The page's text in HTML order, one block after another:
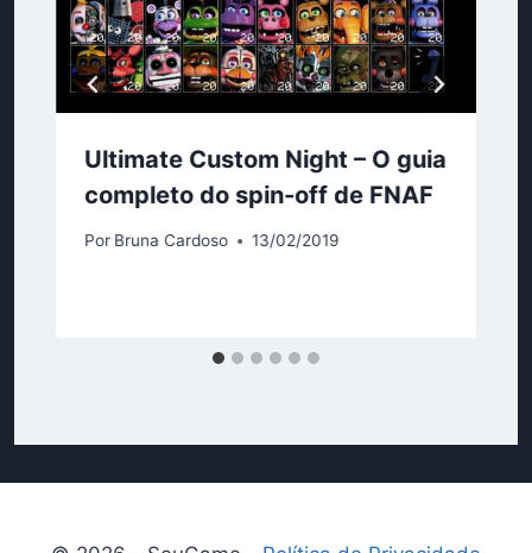
Ultimate Custom Night – O guia
completo do spin-off de FNAF
Por Bruna Cardoso 13/02/2019